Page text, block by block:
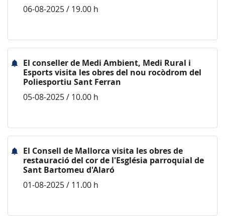
06-08-2025 / 19.00 h
El conseller de Medi Ambient, Medi Rural i
Esports visita les obres del nou rocòdrom del
Poliesportiu Sant Ferran
05-08-2025 / 10.00 h
El Consell de Mallorca visita les obres de
restauració del cor de l'Església parroquial de
Sant Bartomeu d'Alaró
01-08-2025 / 11.00 h